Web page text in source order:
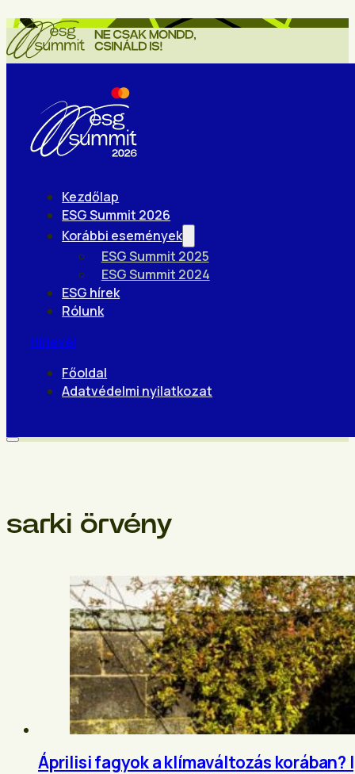
Kezdőlap
ESG Summit 2026
Korábbi események
ESG Summit 2025
ESG Summit 2024
ESG hírek
Rólunk
Hírlevél
Főoldal
Adatvédelmi nyilatkozat
sarki örvény
Áprilisi fagyok a klímaváltozás korában?